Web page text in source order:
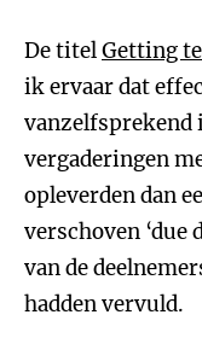
De titelGetting
ik ervaar dat
vanzelfsprekend
vergaderingen
opleverden dan
verschoven
van de
hadden vervuld.